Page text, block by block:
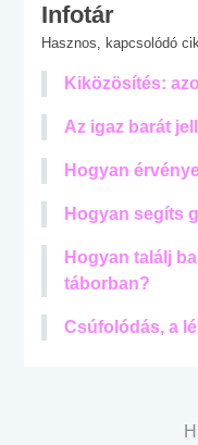
Infotár
Hasznos, kapcsolódó
Kiközösítés:
Az igaz barát
Hogyan
Hogyan segíts
Hogyan találj
táborban?
Csúfolódás, a